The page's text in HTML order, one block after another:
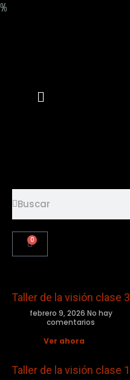
%
0
Cart
Taller de la visión clase 3
febrero 9, 2026 No hay
comentarios
Ver ahora
Taller de la visión clase 1